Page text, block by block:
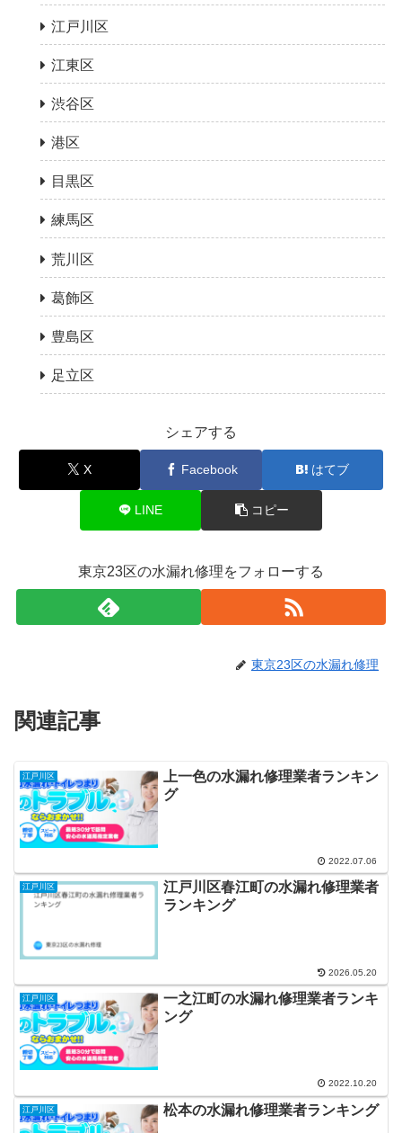
江戸川区
江東区
渋谷区
港区
目黒区
練馬区
荒川区
葛飾区
豊島区
足立区
シェアする
X Facebook はてブ
LINE コピー
東京23区の水漏れ修理をフォローする
東京23区の水漏れ修理
関連記事
江戸川区
上一色の水漏れ修理業者ランキン
グ
2022.07.06
江戸川区
江戸川区春江町の水漏れ修理業者
ランキング
2026.05.20
江戸川区
一之江町の水漏れ修理業者ランキ
ング
2022.10.20
江戸川区 松本の水漏れ修理業者ランキング